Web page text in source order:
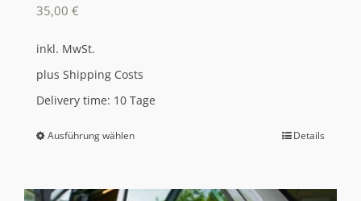
35,00 €
inkl. MwSt.
plus Shipping Costs
Delivery time: 10 Tage
Ausführung wählenDieses
Details